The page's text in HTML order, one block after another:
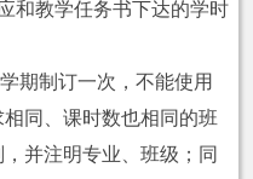
和教学任务书下达的学时
期制订一次，不能使用
同、课时数也相同的班
并注明专业、班级；同